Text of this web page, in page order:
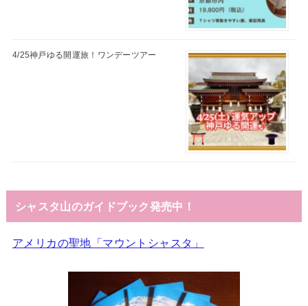
4/25神戸ゆる開運旅！ワンデーツアー
シャスタ山のガイドブック発売中！
アメリカの聖地「マウントシャスタ」